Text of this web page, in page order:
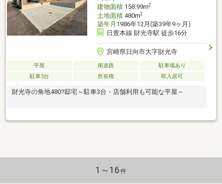
建物面積158.99m2
土地面積480m2
築年月 1986年12月(築39年9ヶ月)
日豊本線 財光寺駅 徒歩16分
宮崎県日向市大字財光寺
平屋 南道路
駐車場あり
駐車3台
所有権 即入居可
財光寺の角地480?邸宅～駐車3台・店舗利用も可能な平屋～
1～16 件